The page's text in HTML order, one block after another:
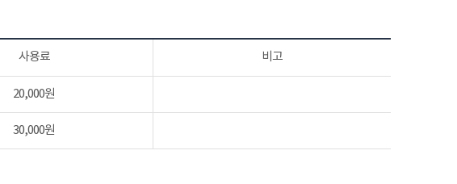
사용료 비고
20,000원
30,000원